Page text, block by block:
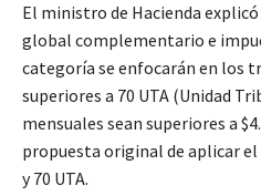
El ministro de Hacienda
global complementario e
categoría se enfocarán en los
superiores a 70 UTA (Unidad
mensuales sean superiores a
propuesta original de aplicar
y 70 UTA.